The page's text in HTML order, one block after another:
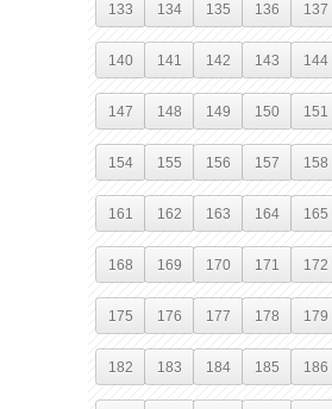
133 134 135 136 137
140 141 142 143 144
147 148 149 150 151
154 155 156 157 158
161 162 163 164 165
168 169 170 171 172
175 176 177 178 179
182 183 184 185 186